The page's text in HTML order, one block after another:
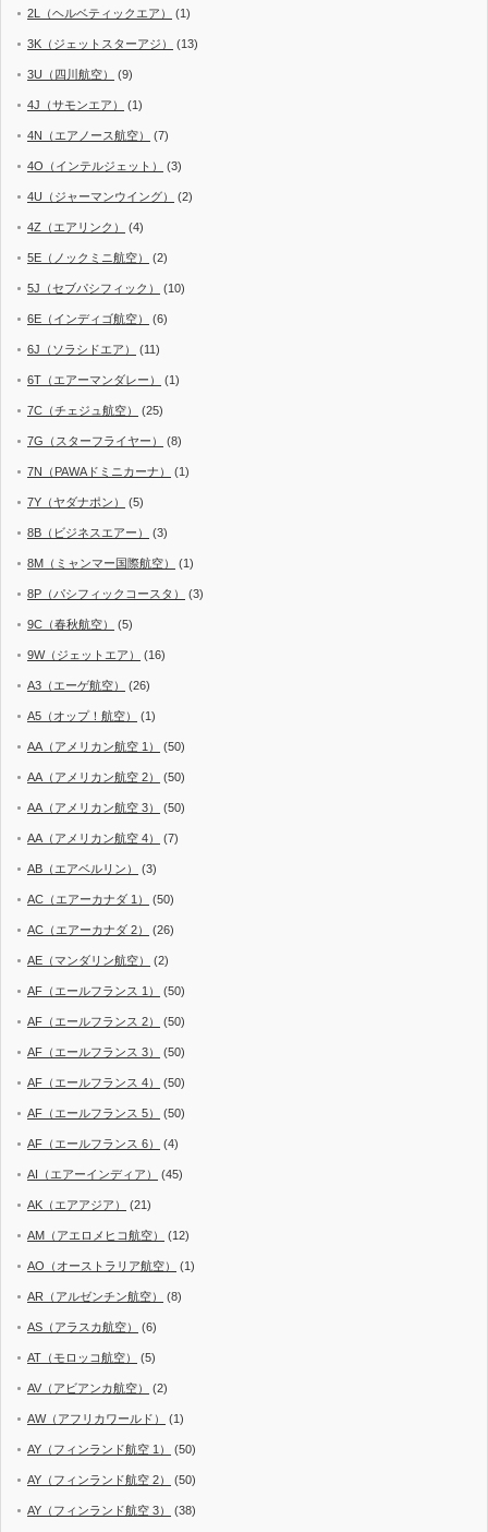
2L（ヘルベティックエア） (1)
3K（ジェットスターアジ） (13)
3U（四川航空） (9)
4J（サモンエア） (1)
4N（エアノース航空） (7)
4O（インテルジェット） (3)
4U（ジャーマンウイング） (2)
4Z（エアリンク） (4)
5E（ノックミニ航空） (2)
5J（セブパシフィック） (10)
6E（インディゴ航空） (6)
6J（ソラシドエア） (11)
6T（エアーマンダレー） (1)
7C（チェジュ航空） (25)
7G（スターフライヤー） (8)
7N（PAWAドミニカーナ） (1)
7Y（ヤダナポン） (5)
8B（ビジネスエアー） (3)
8M（ミャンマー国際航空） (1)
8P（パシフィックコースタ） (3)
9C（春秋航空） (5)
9W（ジェットエア） (16)
A3（エーゲ航空） (26)
A5（オップ！航空） (1)
AA（アメリカン航空 1） (50)
AA（アメリカン航空 2） (50)
AA（アメリカン航空 3） (50)
AA（アメリカン航空 4） (7)
AB（エアベルリン） (3)
AC（エアーカナダ 1） (50)
AC（エアーカナダ 2） (26)
AE（マンダリン航空） (2)
AF（エールフランス 1） (50)
AF（エールフランス 2） (50)
AF（エールフランス 3） (50)
AF（エールフランス 4） (50)
AF（エールフランス 5） (50)
AF（エールフランス 6） (4)
AI（エアーインディア） (45)
AK（エアアジア） (21)
AM（アエロメヒコ航空） (12)
AO（オーストラリア航空） (1)
AR（アルゼンチン航空） (8)
AS（アラスカ航空） (6)
AT（モロッコ航空） (5)
AV（アビアンカ航空） (2)
AW（アフリカワールド） (1)
AY（フィンランド航空 1） (50)
AY（フィンランド航空 2） (50)
AY（フィンランド航空 3） (38)